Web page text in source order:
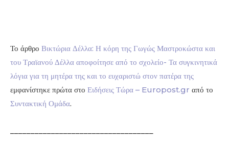
Το άρθρο Βικτώρια Δέλλα: Η κόρη της Γωγώς Μαστροκώστα και
του Τραϊανού Δέλλα αποφοίτησε από το σχολείο- Τα συγκινητικά
λόγια για τη μητέρα της και το ευχαριστώ στον πατέρα της
εμφανίστηκε πρώτα στο Ειδήσεις Τώρα – Europost.gr από το
Συντακτική Ομάδα.